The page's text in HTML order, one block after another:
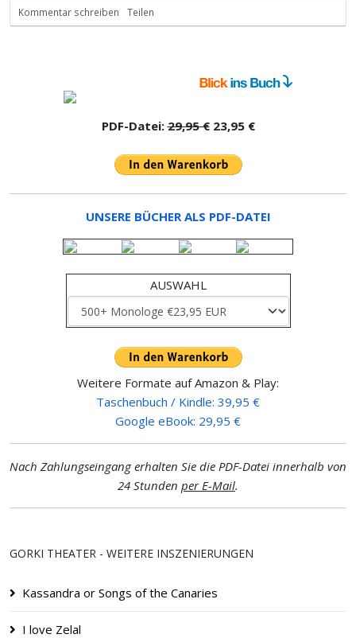
Kommentar schreiben Teilen
PDF-Datei:29,95 €23,95 €
UNSERE BÜCHER ALS PDF-DATEI
AUSWAHL
Weitere Formate auf Amazon & Play:
Taschenbuch / Kindle: 39,95 €
Google eBook: 29,95 €
Nach Zahlungseingang erhalten Sie die PDF-Datei innerhalb von
24 Stunden per E-Mail.
GORKI THEATER - WEITERE INSZENIERUNGEN
Kassandra or Songs of the Canaries
I love Zelal